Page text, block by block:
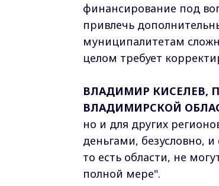
финансирование под
привлечь
муниципалитетам
целом требует
ВЛАДИМИР КИСЕЛЕВ,
ВЛАДИМИРСКОЙ
но и для других
деньгами, безусловно,
то есть области, не
полной мере".